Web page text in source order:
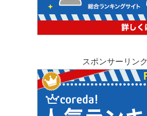
スポンサーリンク